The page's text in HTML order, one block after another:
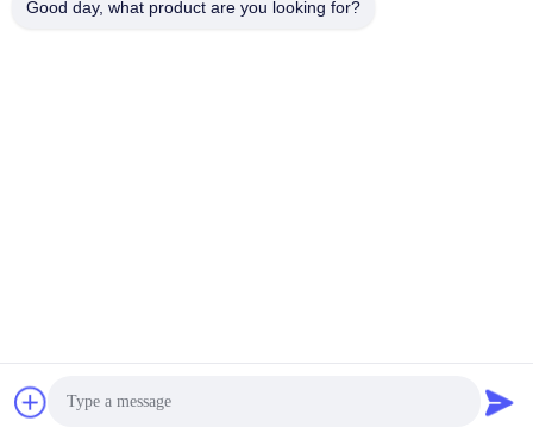
Good day, what product are you looking for?